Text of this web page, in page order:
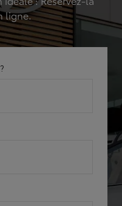
ligne.